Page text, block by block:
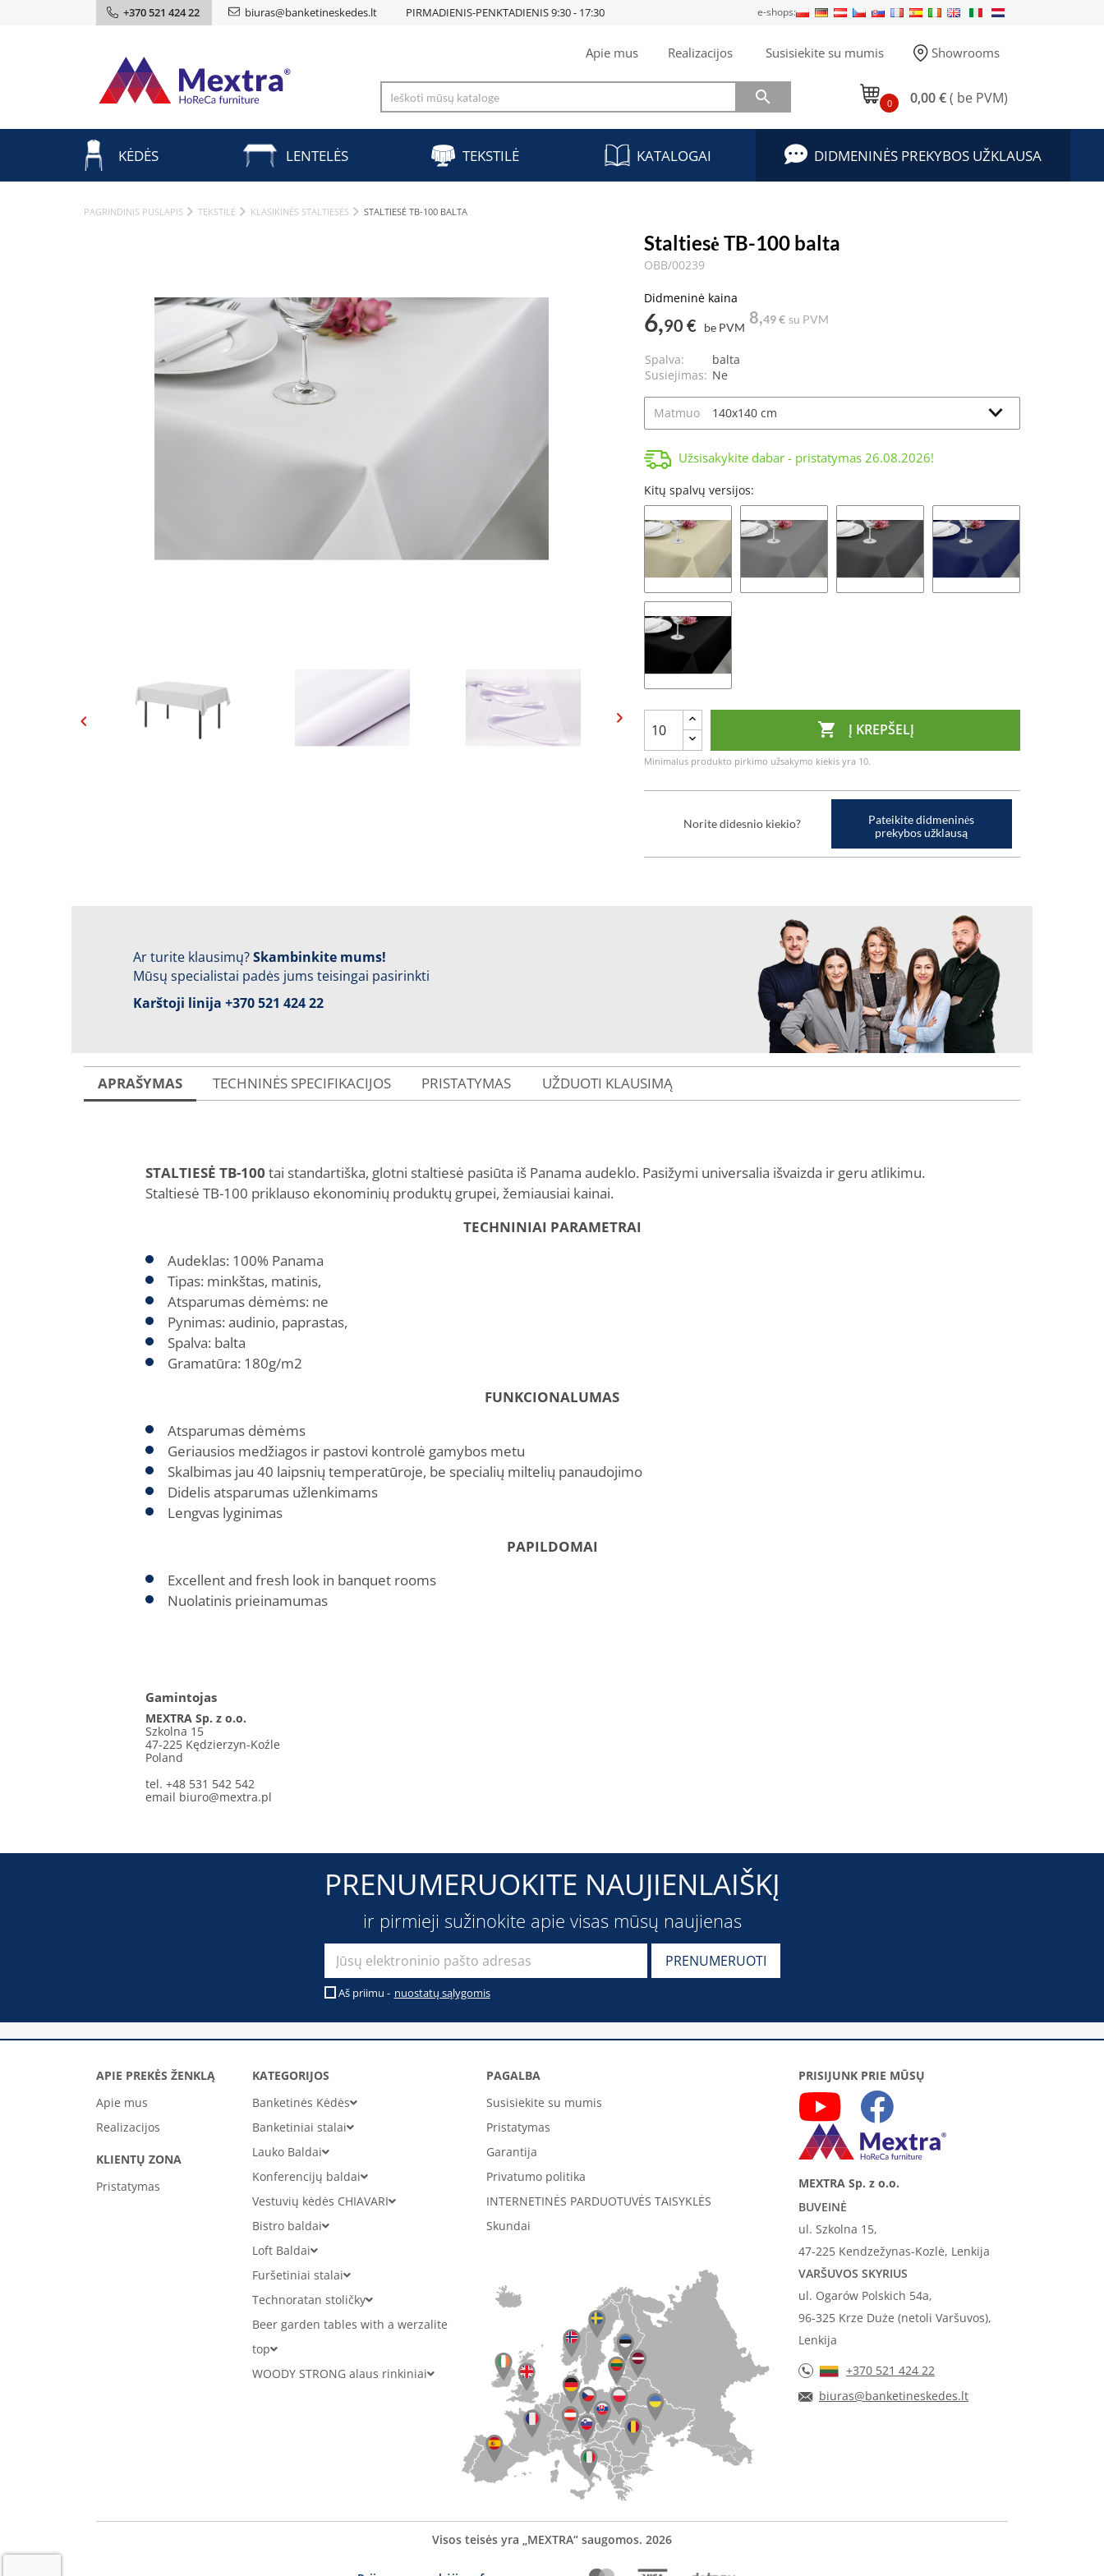
+370 521 424 22 biuras@banketineskedes.lt PIRMADIENIS-PENKTADIENIS 9:30 - 17:30 e-shops:
Apie mus Realizacijos Susisiekite su mumis Showrooms
 0 0,00 €( be PVM)
KĖDĖS LENTELĖS TEKSTILĖ KATALOGAI DIDMENINĖS PREKYBOS UŽKLAUSA
PAGRINDINIS PUSLAPIS TEKSTILĖ KLASIKINĖS STALTIESĖS STALTIESĖ TB-100 BALTA
Staltiesė TB-100 balta
OBB/00239
Didmeninė kaina
6,90 € be PVM
8,49 € su PVM
Spalva:
balta
Susiejimas: Ne
Matmuo
Užsisakykite dabar - pristatymas26.08.2026!
Kitų spalvų versijos:
 Į KREPŠELĮ
Minimalus produkto pirkimo užsakymo kiekis yra 10.
Norite didesnio kiekio?
Pateikite didmeninės
prekybos užklausą
Ar turite klausimų?Skambinkite mums!
Mūsų specialistai padės jums teisingai pasirinkti
Karštoji linija +370 521 424 22
APRAŠYMAS TECHNINĖS SPECIFIKACIJOS PRISTATYMAS UŽDUOTI KLAUSIMĄ
STALTIESĖ TB-100 tai standartiška, glotni staltiesė pasiūta iš Panama audeklo. Pasižymi universalia išvaizda ir geru atlikimu.
Staltiesė TB-100 priklauso ekonominių produktų grupei, žemiausiai kainai.
TECHNINIAI PARAMETRAI
Audeklas: 100% Panama
Tipas: minkštas, matinis,
Atsparumas dėmėms: ne
Pynimas: audinio, paprastas,
Spalva: balta
Gramatūra: 180g/m2
FUNKCIONALUMAS
Atsparumas dėmėms
Geriausios medžiagos ir pastovi kontrolė gamybos metu
Skalbimas jau 40 laipsnių temperatūroje, be specialių miltelių panaudojimo
Didelis atsparumas užlenkimams
Lengvas lyginimas
PAPILDOMAI
Excellent and fresh look in banquet rooms
Nuolatinis prieinamumas
Gamintojas
MEXTRA Sp. z o.o.
Szkolna 15
47-225 Kędzierzyn-Koźle
Poland
tel. +48 531 542 542
email biuro@mextra.pl
PRENUMERUOKITE NAUJIENLAIŠKĮ
ir pirmieji sužinokite apie visas mūsų naujienas
Aš priimu - nuostatų sąlygomis
APIE PREKĖS ŽENKLĄ
Apie mus
Realizacijos
KLIENTŲ ZONA
Pristatymas
KATEGORIJOS
Banketinės Kėdės
Banketiniai stalai
Lauko Baldai
Konferencijų baldai
Vestuvių kėdės CHIAVARI
Bistro baldai
Loft Baldai
Furšetiniai stalai
Technoratan stoličky
Beer garden tables with a werzalite
top
WOODY STRONG alaus rinkiniai
PAGALBA
Susisiekite su mumis
Pristatymas
Garantija
Privatumo politika
INTERNETINĖS PARDUOTUVĖS TAISYKLĖS
Skundai
PRISIJUNK PRIE MŪSŲ
MEXTRA Sp. z o.o.
BUVEINĖ
ul. Szkolna 15,
47-225 Kendzežynas-Kozlė, Lenkija
VARŠUVOS SKYRIUS
ul. Ogarów Polskich 54a,
96-325 Krze Duże (netoli Varšuvos),
Lenkija
+370 521 424 22
biuras@banketineskedes.lt
Visos teisės yra „MEXTRA“ saugomos. 2026